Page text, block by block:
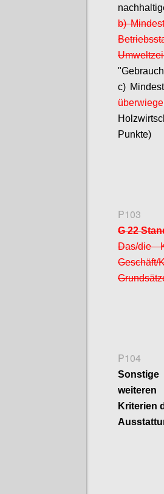
b)
c)
Punkte)
P103
G 22
Das/die
Geschäft/
P104
Kriterien